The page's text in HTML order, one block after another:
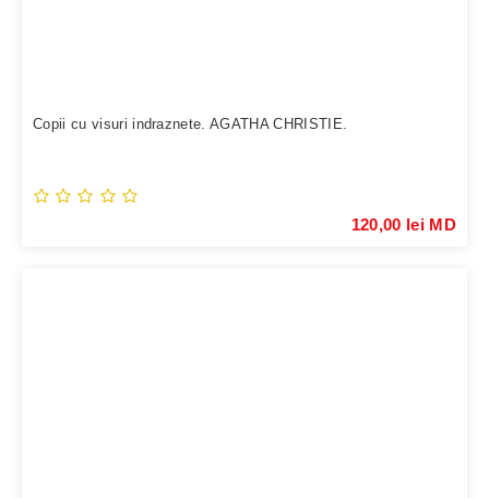
Copii cu visuri indraznete. AGATHA CHRISTIE.
120,00 lei MD